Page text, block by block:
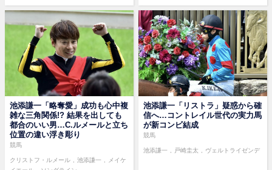
池添謙一「略奪愛」成功も心中複
雑な三角関係!? 結果を出しても
都合のいい男…C.ルメールと立ち
位置の違い浮き彫り
競馬
クリストフ・ルメール 池添謙一
メイケ
池添謙一「リストラ」疑惑から確
信へ…コントレイル世代の実力馬
が新コンビ結成
競馬
池添謙一 戸崎圭太 ヴェルトライゼンデ